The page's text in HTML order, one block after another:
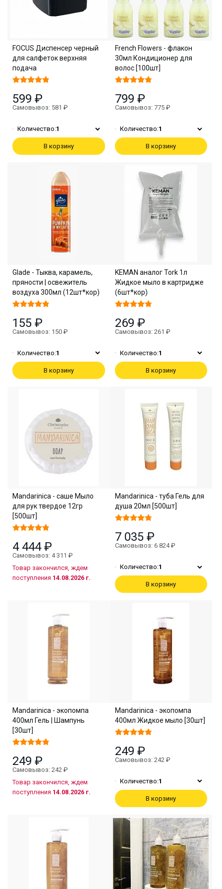
FOCUS Диспенсер черный
для салфеток верхняя
подача
599 ₽
Самовывоз: 581 ₽
Количество:1
В корзину
French Flowers - флакон
30мл Кондиционер для
волос [100шт]
799 ₽
Самовывоз: 775 ₽
Количество:1
В корзину
Glade - Тыква, карамель,
пряности | освежитель
воздуха 300мл (12шт*кор)
155 ₽
Самовывоз: 150 ₽
Количество:1
В корзину
KEMAN аналог Tork 1л
Жидкое мыло в картридже
(6шт*кор)
269 ₽
Самовывоз: 261 ₽
Количество:1
В корзину
Mandarinica - саше Мыло
для рук твердое 12гр
[500шт]
4 444 ₽
Самовывоз: 4 311 ₽
Товар закончился, ждем
поступления 14.08.2026 г.
Mandarinica - туба Гель для
душа 20мл [500шт]
7 035 ₽
Самовывоз: 6 824 ₽
Количество:1
В корзину
Mandarinica - экопомпа
400мл Гель | Шампунь
[30шт]
249 ₽
Самовывоз: 242 ₽
Товар закончился, ждем
поступления 14.08.2026 г.
Mandarinica - экопомпа
400мл Жидкое мыло [30шт]
249 ₽
Самовывоз: 242 ₽
Количество:1
В корзину